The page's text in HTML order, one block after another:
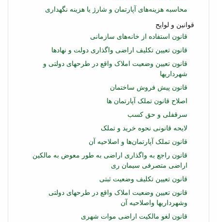
محاسبه هزینه‌های آپارتمان و شارژ یا هزینه نگهداری
قوانین و لوایح
قانون استفاده از خانه‌های سازمانی
قانون تعیین تکلیف اراضی واگذاری دولت و نهادها
قانون تعیین وضعیت املاک واقع در طرحهای دولتی و
شهرداریها
قانون پیش فروش ساختمان
اصلاح قانون تملک آپارتمان‌ ها
سرقفلی و حق كسب
لایحه قانونی نحوه خرید و تملک
قانون تملک آپارتمان‌ها و اصلاحیه آن
قانون راجع به واگذاری اراضی به طور معوض به مالکین
اراضی متصرفی سیمان ری
قانون تعیین تكلیف وضعیت ثبتی
قانون تعیین وضعیت املاک واقع در طرحهای دولتی
وشهرداریها واصلاحیه آن
قانون لغو مالكیت اراضی موات شهری